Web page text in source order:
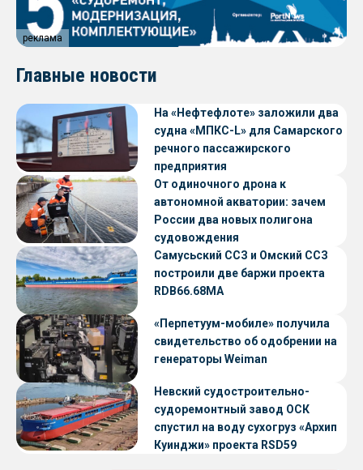
реклама
Главные новости
На «Нефтефлоте» заложили два
судна «МПКС-L» для Самарского
речного пассажирского
предприятия
От одиночного дрона к
автономной акватории: зачем
России два новых полигона
судовождения
Самусьский ССЗ и Омский ССЗ
построили две баржи проекта
RDB66.68МА
«Перпетуум-мобиле» получила
свидетельство об одобрении на
генераторы Weiman
Невский судостроительно-
судоремонтный завод ОСК
спустил на воду сухогруз «Архип
Куинджи» проекта RSD59